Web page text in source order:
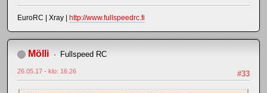
EuroRC | Xray | http://www.fullspeedrc.fi
Mölli Fullspeed RC
#33
26.05.17 - klo: 16.26